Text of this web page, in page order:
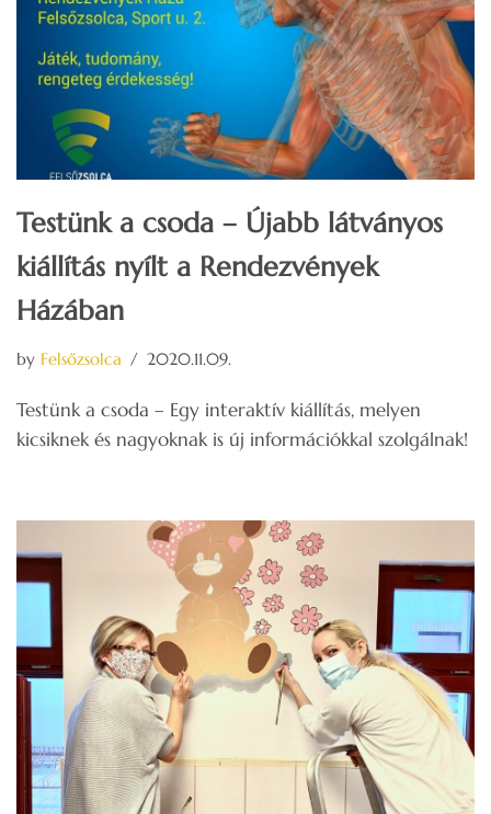
Testünk a csoda – Újabb látványos
kiállítás nyílt a Rendezvények
Házában
by Felsőzsolca 2020.11.09.
Testünk a csoda – Egy interaktív kiállítás, melyen
kicsiknek és nagyoknak is új információkkal szolgálnak!